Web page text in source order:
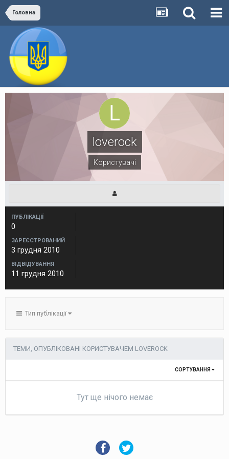
Головна
loverock
Користувачі
ПУБЛІКАЦІЇ
0
ЗАРЕЄСТРОВАНИЙ
3 грудня 2010
ВІДВІДУВАННЯ
11 грудня 2010
Тип публікації
ТЕМИ, ОПУБЛІКОВАНІ КОРИСТУВАЧЕМ LOVEROCK
СОРТУВАННЯ
Тут ще нічого немає